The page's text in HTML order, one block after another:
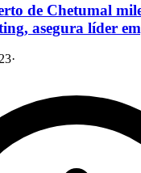
de Chetumal
asegura líder
·